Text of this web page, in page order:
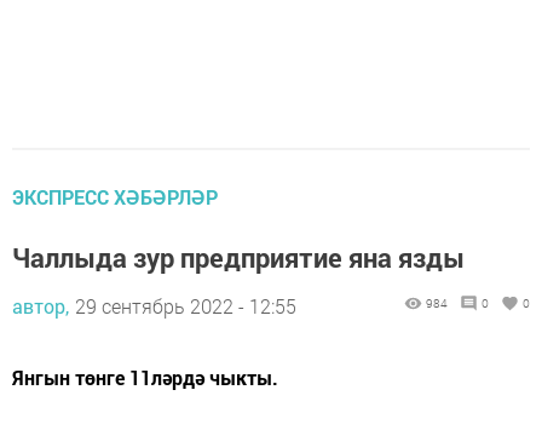
ЭКСПРЕСС ХӘБӘРЛӘР
Чаллыда зур предприятие яна язды
автор, 29 сентябрь 2022 - 12:55 984 0 0
Янгын төнге 11ләрдә чыкты.